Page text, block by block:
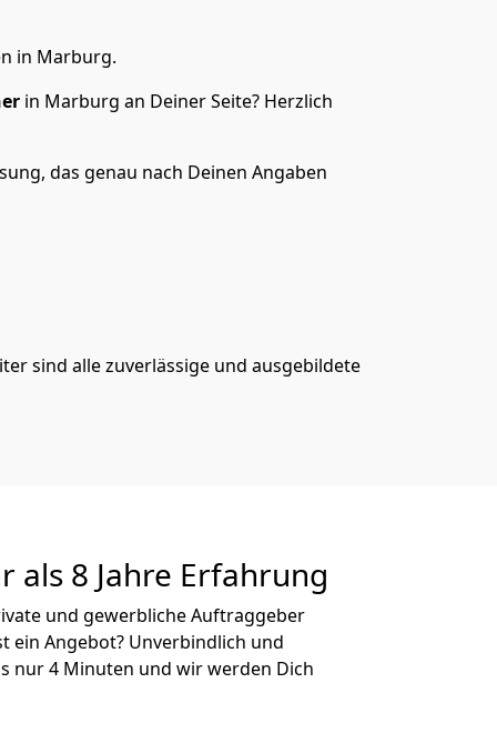
in Marburg.
in Marburg an Deiner Seite? Herzlich
das genau nach Deinen Angaben
sind alle zuverlässige und ausgebildete
als 8 Jahre Erfahrung
und gewerbliche Auftraggeber
ein Angebot? Unverbindlich und
nur 4 Minuten und wir werden Dich